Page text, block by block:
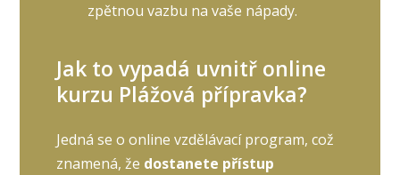
zpětnou vazbu na vaše nápady.
Jak to vypadá uvnitř online
kurzu Plážová přípravka?
Jedná se o online vzdělávací program, což
znamená, že dostanete přístup